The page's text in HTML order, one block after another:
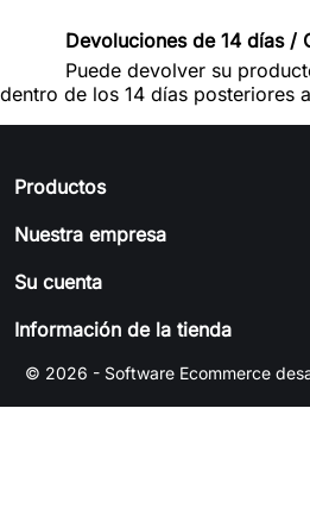
Devoluciones de 14 días /
Puede devolver su
dentro de los 14 días posteriores
Productos
Nuestra empresa
Su cuenta
Información de la tienda
© 2026 - Software Ecommerce